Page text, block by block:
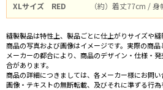
XLサイズ
RED （約）着丈77cm /
縫製製品は特性上、製品ごとに仕上がりサイズや縫
商品の写真および画像はイメージです。実際の商品
メーカーの都合により、商品のデザイン・仕様・
合があります。
商品の詳細につきましては、各メーカー様にお問い
画像・テキストの無断転載、及びそれに準ずる行為